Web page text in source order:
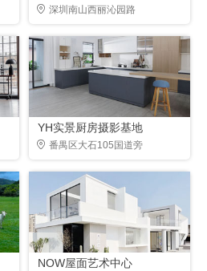
深圳南山西丽沁园路
YH实景厨房摄影基地
番禺区大石105国道旁
NOW屋面艺术中心